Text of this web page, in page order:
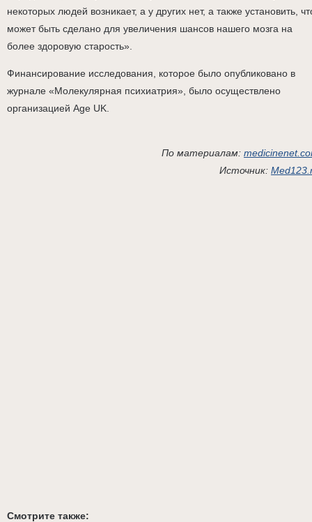
некоторых людей возникает, а у других нет, а также установить,
может быть сделано для увеличения шансов нашего мозга на
более здоровую старость».
Финансирование исследования, которое было опубликовано в
журнале «Молекулярная психиатрия», было осуществлено
организацией Age UK.
По материалам:
Источник:
Смотрите также: